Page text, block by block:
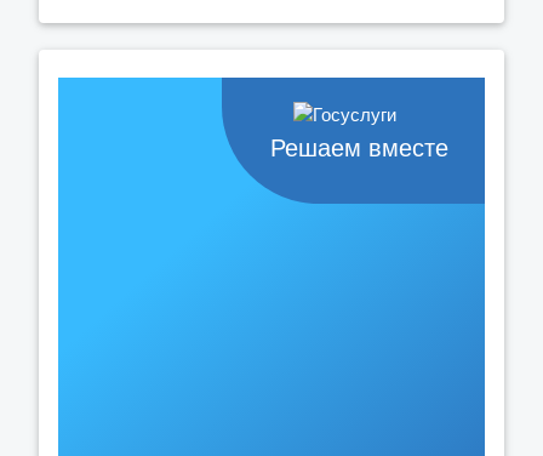
Решаем вместе